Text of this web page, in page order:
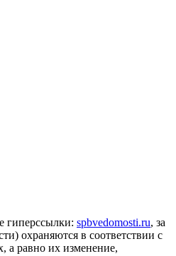
гиперссылки: spbvedomosti.ru, за
охраняются в соответствии с
а равно их изменение,